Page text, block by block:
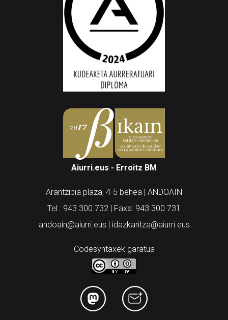
Aiurri.eus - Erroitz BM
Arantzibia plaza, 4-5 behea | ANDOAIN
Tel.: 943 300 732 | Faxa: 943 300 731
andoain@aiurri.eus | idazkaritza@aiurri.eus
Codesyntaxek garatua